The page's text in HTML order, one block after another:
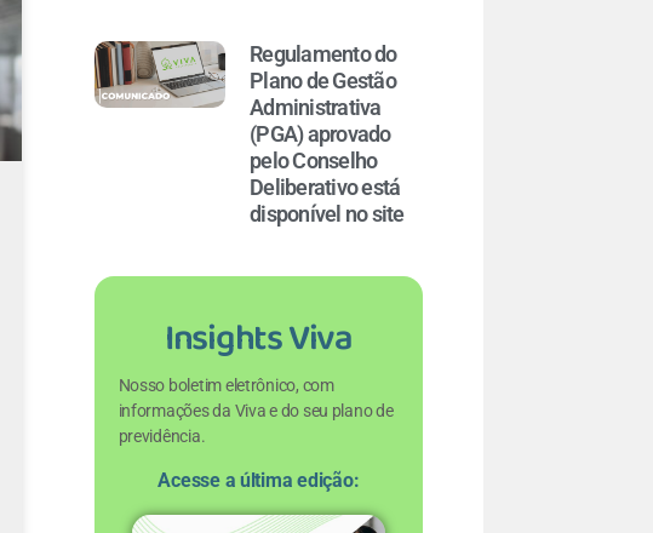
Regulamento do
Plano de Gestão
Administrativa
(PGA) aprovado
pelo Conselho
Deliberativo está
disponível no site
Insights Viva
Nosso boletim eletrônico, com
informações da Viva e do seu plano de
previdência.
Acesse a última edição: